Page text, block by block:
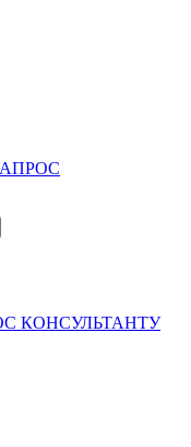
КОНСУЛЬТАНТУ